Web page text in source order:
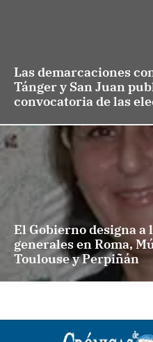
Las demarcaciones
Tánger y San Juan
convocatoria de las
El Gobierno designa a
generales en Roma,
Toulouse y Perpiñán